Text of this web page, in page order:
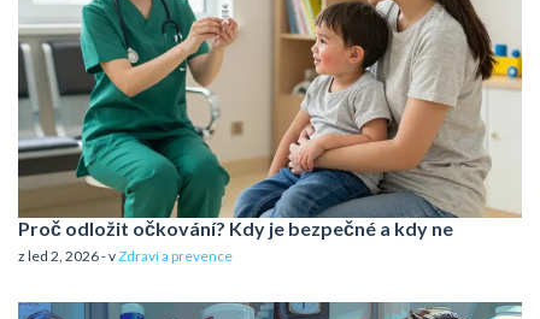
Proč odložit očkování? Kdy je bezpečné a kdy ne
z led 2, 2026 - vZdraví a prevence